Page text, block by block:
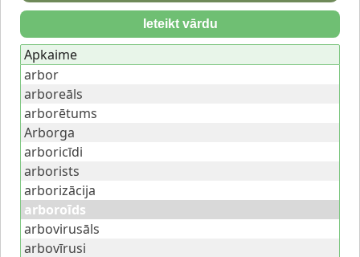
Ieteikt vārdu
Apkaime
arbor
arboreāls
arborētums
Arborga
arboricīdi
arborists
arborizācija
arboroīds
arbovirusāls
arbovīrusi